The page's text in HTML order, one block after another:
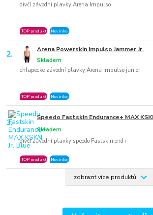
dívčí závodní plavky Arena Impulso
TOP produkt Novinka
2. Arena Powerskin Impulso Jammer Jr.
chlapecké závodní plavky Arena Impulso junior
Skladem
TOP produkt Novinka
3. Speedo Fastskin Endurance+ MAX
dívčí závodní plavky speedo Fastskin end+
Skladem
TOP produkt Novinka
zobrazit více produktů